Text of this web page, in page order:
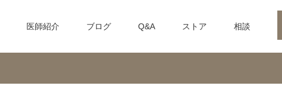
医師紹介 ブログ Q&A ストア 相談